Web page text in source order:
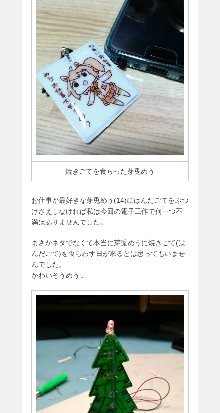
焼きごてを食らった芽兎めう
お仕事が最好きな芽兎めう(14)にはんだごてをぶつ
けさえしなければ私は今回の電子工作で何一つ不
満はありませんでした。
まさかネタでなくて本当に芽兎めうに焼きごて(は
んだごて)を食らわす日が来るとは思ってもいませ
んでした。
かわいそうめう…